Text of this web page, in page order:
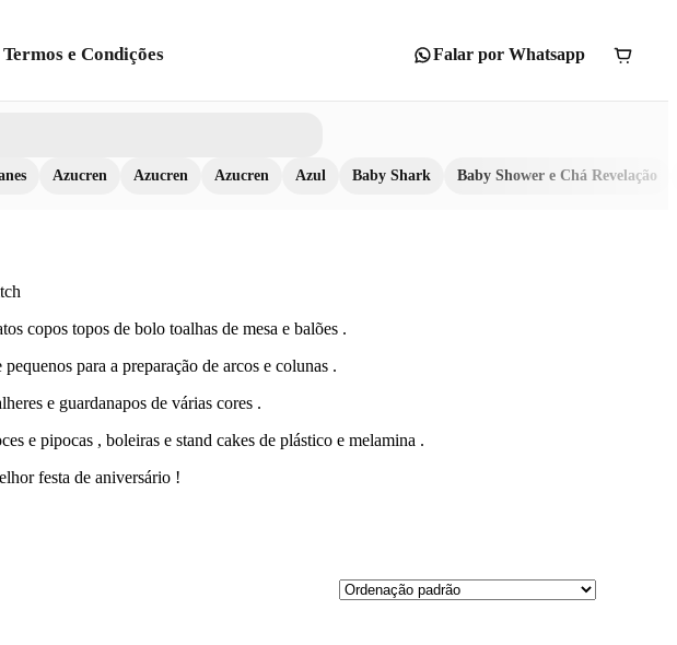
Termos e Condições Falar por Whatsapp
Azucren Azucren Azucren Azul Baby Shark Baby Shower e Chá Revelação
copos topos de bolo toalhas de mesa e balões .
para a preparação de arcos e colunas .
e guardanapos de várias cores .
e pipocas , boleiras e stand cakes de plástico e melamina .
festa de aniversário !